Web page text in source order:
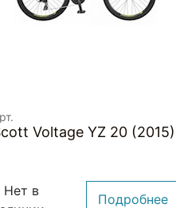
Voltage YZ 20 (2015)
Нет в
Подробнее